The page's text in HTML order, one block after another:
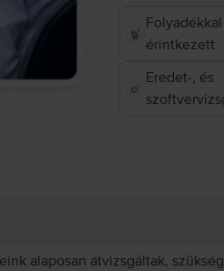
érintkezett
Eredet-, és
alaposan átvizsgáltak,